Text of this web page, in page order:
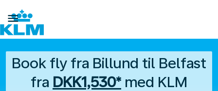

Book fly fra Billund til Belfast
fra DKK1,530*med KLM